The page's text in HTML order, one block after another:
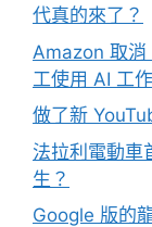
代真的來了？
Amazon 取消
工使用 AI 工作
做了新
法拉利電動車
生？
Google 版的